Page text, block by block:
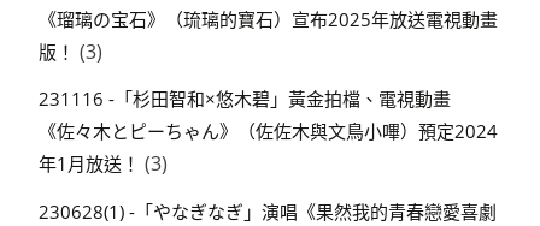
《瑠璃の宝石》（琉璃的寶石）宣布2025年放送電視動畫
版！ (3)
231116 -「杉田智和×悠木碧」黃金拍檔、電視動畫
《佐々木とピーちゃん》（佐佐木與文鳥小嗶）預定2024
年1月放送！ (3)
230628(1) -「やなぎなぎ」演唱《果然我的青春戀愛喜劇